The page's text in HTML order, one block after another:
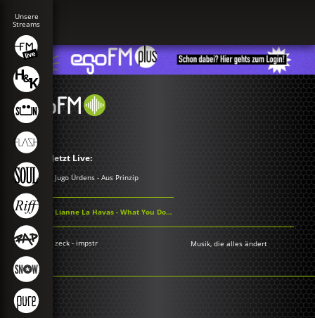
Jetzt Live:
Jugo Ürdens - Aus Prinzip
Lianne La Havas - What You Don't Do
zeck - impstr Musik, die alles ändert